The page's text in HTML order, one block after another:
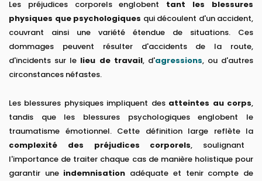
Les préjudices corporels englobent tant les blessures
physiques que psychologiques qui découlent d'un accident,
couvrant ainsi une variété étendue de situations. Ces
dommages peuvent résulter d'accidents de la route,
d'incidents sur le lieu de travail, d'agressions, ou d'autres
circonstances néfastes.
Les blessures physiques impliquent des atteintes au corps,
tandis que les blessures psychologiques englobent le
traumatisme émotionnel. Cette définition large reflète la
complexité des préjudices corporels, soulignant
l'importance de traiter chaque cas de manière holistique pour
garantir une indemnisation adéquate et tenir compte de